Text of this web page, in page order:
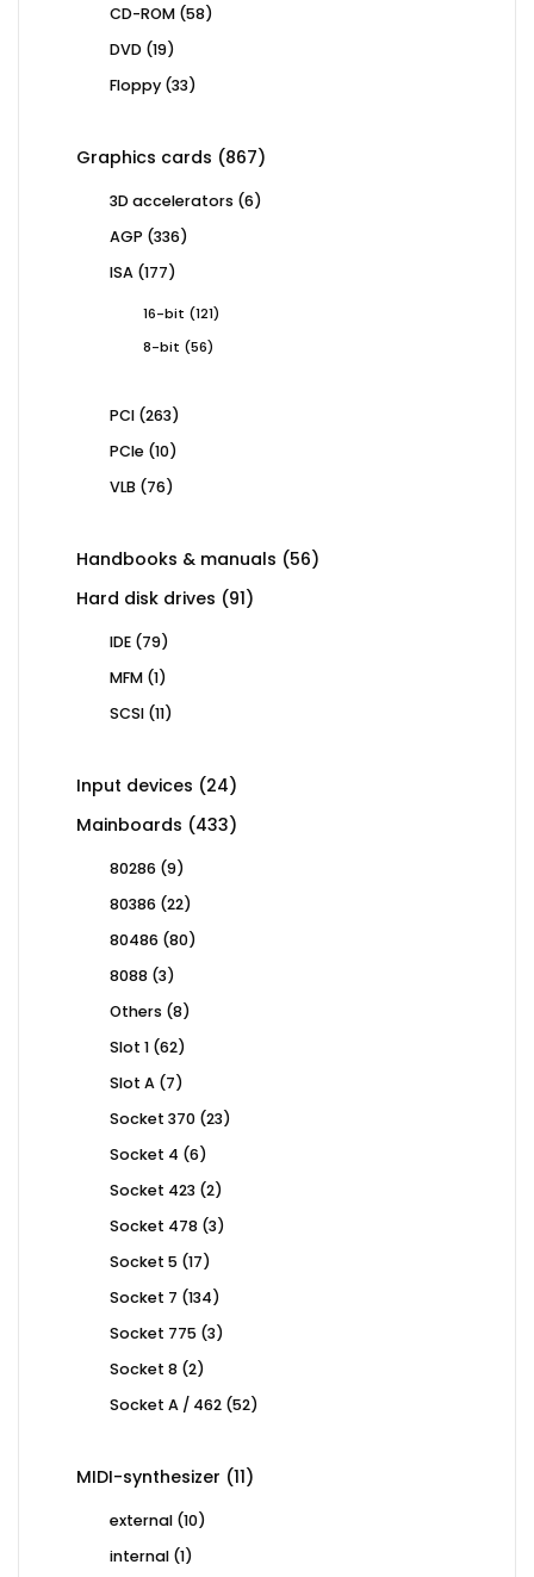
CD-ROM 5858
DVD 1919
Floppy 3333
Graphics cards 867867
3D accelerators 66
AGP 336336
ISA 177177
16-bit 121121
8-bit
5656
PCI 263263
PCIe 1010
VLB 7676
Handbooks & manuals 5656
Hard disk drives 9191
IDE 7979
MFM 11
SCSI 1111
Input devices 2424
Mainboards 433433
80286 99
80386 2222
80486 8080
8088 33
Others 88
Slot 1 6262
Slot A 77
Socket 370 2323
Socket 4 66
Socket 423 22
Socket 478 33
Socket 5 1717
Socket 7 134134
Socket 775 33
Socket 8 22
Socket A / 462 5252
MIDI-synthesizer 1111
external 1010
internal 11